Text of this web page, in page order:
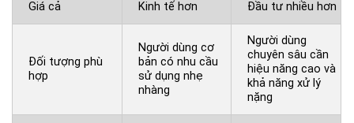
Giá cả Kinh tế hơn Đầu tư nhiều hơn
Đối tượng phù
hợp
Người dùng cơ
bản có nhu cầu
sử dụng nhẹ
nhàng
Người dùng
chuyên sâu cần
hiệu năng cao và
khả năng xử lý
nặng